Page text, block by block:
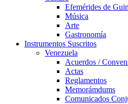
Efemérides de
Música
Arte
Gastronomía
Instrumentos Suscritos
Venezuela
Acuerdos /
Actas
Reglamentos
Memorámdums
Comunicados